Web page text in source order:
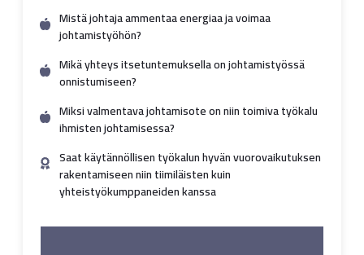
Mistä johtaja ammentaa energiaa ja voimaa
johtamistyöhön?
Mikä yhteys itsetuntemuksella on johtamistyössä
onnistumiseen?
Miksi valmentava johtamisote on niin toimiva työkalu
ihmisten johtamisessa?
Saat käytännöllisen työkalun hyvän vuorovaikutuksen
rakentamiseen niin tiimiläisten kuin
yhteistyökumppaneiden kanssa